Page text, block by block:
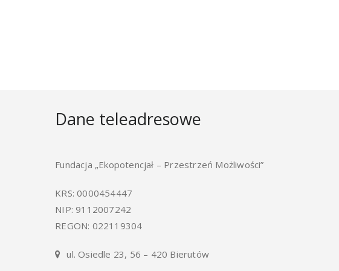
Dane teleadresowe
Fundacja „Ekopotencjał – Przestrzeń Możliwości”
KRS: 0000454447
NIP: 9112007242
REGON: 022119304
ul. Osiedle 23, 56 – 420 Bierutów